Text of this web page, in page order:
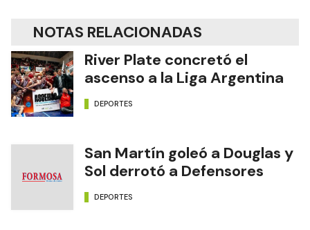
NOTAS RELACIONADAS
River Plate concretó el
ascenso a la Liga Argentina
DEPORTES
San Martín goleó a Douglas y
Sol derrotó a Defensores
DEPORTES